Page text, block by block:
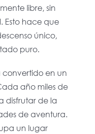
libre, sin
Esto hace que
único,
puro.
convertido en un
año miles de
disfrutar de la
de aventura.
un lugar